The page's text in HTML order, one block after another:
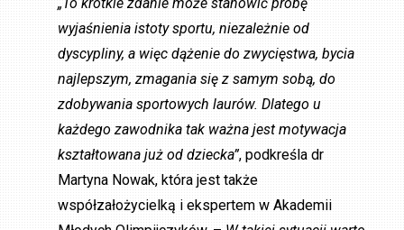
„To krótkie zdanie może stanowić próbę
wyjaśnienia istoty sportu, niezależnie od
dyscypliny, a więc dążenie do zwycięstwa, bycia
najlepszym, zmagania się z samym sobą, do
zdobywania sportowych laurów. Dlatego u
każdego zawodnika tak ważna jest motywacja
kształtowana już od dziecka”, podkreśla dr
Martyna Nowak, która jest także
współzałożycielką i ekspertem w Akademii